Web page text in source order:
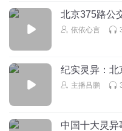
北京375路公
依依心言
纪实灵异：北
主播吕鹏
中国十大灵